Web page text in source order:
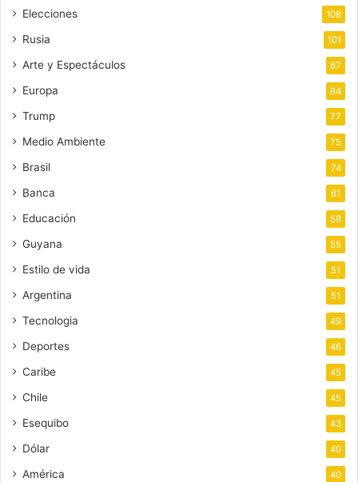
Elecciones 108
Rusia 101
Arte y Espectáculos 87
Europa 84
Trump 77
Medio Ambiente 75
Brasil 74
Banca 61
Educación 58
Guyana 55
Estilo de vida 51
Argentina 51
Tecnologia 49
Deportes 46
Caribe 45
Chile 45
Esequibo 43
Dólar 40
América 40